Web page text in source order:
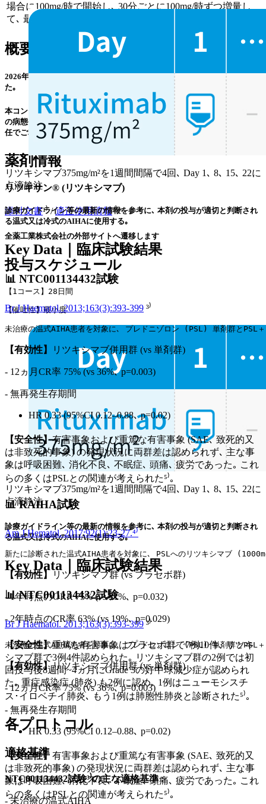
リツキシマブ375mg/m²を1週間間隔で4回､ Day 1､ 8､ 15､ 22に
点滴静注
診療ガイドライン等の最新の情報を参考に､ 本剤の投与が適切と判断され
る温式又は冷式のAIHAに使用する｡
Key Data｜臨床試験結果
📊 NTC001134432試験
Br J Haematol. 2013;163(3):393-399 ³⁾
未治療の温式AIHA患者を対象に､ プレドニゾロン (PSL) 単剤群と
【有効性】 リツキシマブ併用群 (vs 単剤群)
- 12ヵ月CR率 75% (vs 36%､ p=0.003)
- 無再発生存期間
HR 0.33 (95%CI 0.12–0.88､ p=0.02)
【安全性】有害事象および重篤な有害事象 (SAE､ 致死的又
は非致死的事象) の発現状況に両群差は認められず､ 主な事
象は呼吸困難､ 消化不良､ 不眠症､ 頭痛､ 疲労であった｡ これ
らの多くはPSLとの関連が考えられた⁵⁾｡
📊 RAIHA試験
Am J Hematol. 2017;92(1):23-27.⁴⁾
新たに診断された温式AIHA患者を対象に､ PSLへのリツキシマブ
【有効性】 リツキシマブ群 (vs プラセボ群)
- 1年時点のORR 75% (vs 31%､ p=0.032)
- 2年時点のCR率 63% (vs 19%､ p=0.029)
【安全性】重篤な有害事象はプラセボ群で7例10件､ リツキ
シマブ群で3例4件認められた｡ リツキシマブ群の2例では初
回投与後8週間~4ヵ月にGrade 3の好中球減少症が認められ
た｡ 重症感染症 (肺炎) も2例に認め､ 1例はニューモシスチ
ス･イロベチイ肺炎､ もう1例は肺胞性肺炎と診断された⁵⁾｡
各プロトコル
適格基準
NTC001134432試験³⁾の主な適格基準 :
- 未治療の温式AIHA
場合に100mg/時で開始し､ 30分ごとに100mg/時ずつ増量し
て､ 最大400mg/時まで増量できる｡
概要
2026年2月19日､ ｢自己免疫性溶血性貧血 (AIHA) ｣ について承認を取得し
た｡
本コンテンツは特定の治療法を推奨するものではありません｡ 個々の患者
の病態や､ 実際の薬剤情報やガイドラインを確認の上､ 利用者の判断と責
任でご利用ください｡
薬剤情報
リツキサン® (リツキシマブ)
添付文書¹⁾ /適正使用情報²⁾*
全薬工業株式会社の外部サイトへ遷移します
投与スケジュール
【1コース】28日間
【催吐性】最小度
リツキシマブ375mg/m²を1週間間隔で4回､ Day 1､ 8､ 15､ 22に
点滴静注
診療ガイドライン等の最新の情報を参考に､ 本剤の投与が適切と判断され
る温式又は冷式のAIHAに使用する｡
Key Data｜臨床試験結果
📊 NTC001134432試験
Br J Haematol. 2013;163(3):393-399 ³⁾
未治療の温式AIHA患者を対象に､ プレドニゾロン (PSL) 単剤群と
【有効性】リツキシマブ併用群 (vs 単剤群)
- 12ヵ月CR率 75% (vs 36%､ p=0.003)
- 無再発生存期間
HR 0.33 (95%CI 0.12–0.88､ p=0.02)
【安全性】 有害事象および重篤な有害事象 (SAE､ 致死的又
は非致死的事象) の発現状況に両群差は認められず､ 主な事
象は呼吸困難､ 消化不良､ 不眠症､ 頭痛､ 疲労であった｡ これ
らの多くはPSLとの関連が考えられた⁵⁾｡